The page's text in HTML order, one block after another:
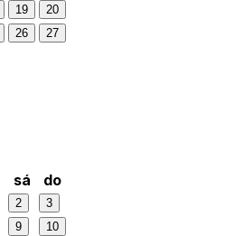
19
20
26
27
sá do
2
3
9
10